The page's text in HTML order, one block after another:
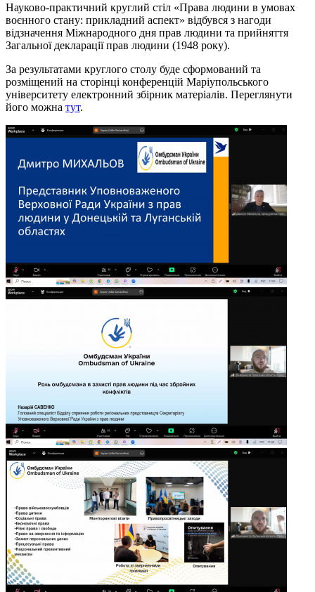
Науково-практичний круглий стіл «Права людини в умовах
воєнного стану: прикладний аспект» відбувся з нагоди
відзначення Міжнародного дня прав людини та прийняття
Загальної декларації прав людини (1948 року).
За результатами круглого столу буде сформований та
розміщений на сторінці конференцій Маріупольського
університету електронний збірник матеріалів. Переглянути
його можна тут.